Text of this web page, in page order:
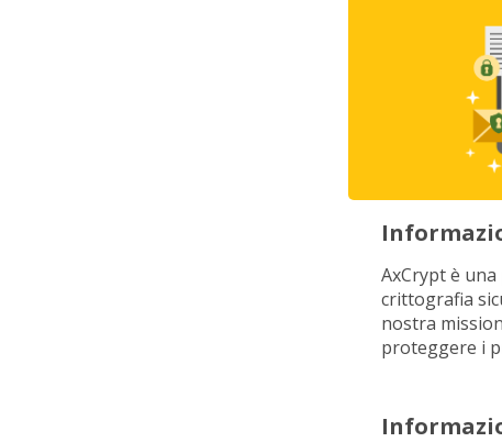
AxCrypt è
crittografia
nostra
proteggere i